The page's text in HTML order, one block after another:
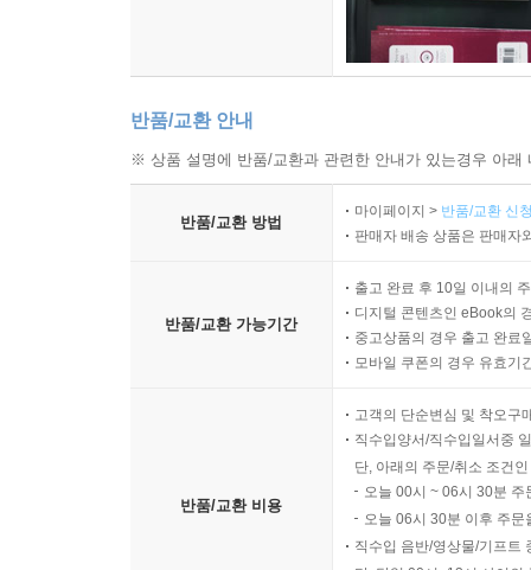
반품/교환 안내
※ 상품 설명에 반품/교환과 관련한 안내가 있는경우 아
반품/교환 방법
마이페이지 > 반품/교환 신
판매자 배송 상품은 판매자
반품/교환 가능기간
출고 완료 후 10일 이내의
디지털 콘텐츠인 eBook의
중고상품의 경우 출고 완료
모바일 쿠폰의 경우 유효기
반품/교환 비용
고객의 단순변심 및 착오구
직수입양서/직수입일서중
단, 아래의 주문/취소 조건
오늘 00시 ~ 06시 30분
오늘 06시 30분 이후 주
직수입 음반/영상물/기프트